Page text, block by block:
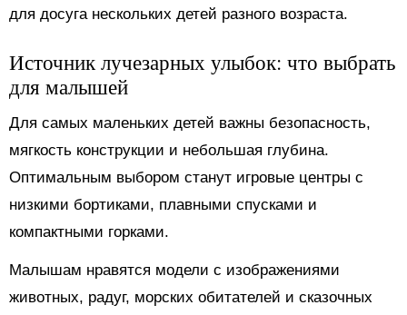
для досуга нескольких детей разного возраста.
Источник лучезарных улыбок: что выбрать
для малышей
Для самых маленьких детей важны безопасность,
мягкость конструкции и небольшая глубина.
Оптимальным выбором станут игровые центры с
низкими бортиками, плавными спусками и
компактными горками.
Малышам нравятся модели с изображениями
животных, радуг, морских обитателей и сказочных